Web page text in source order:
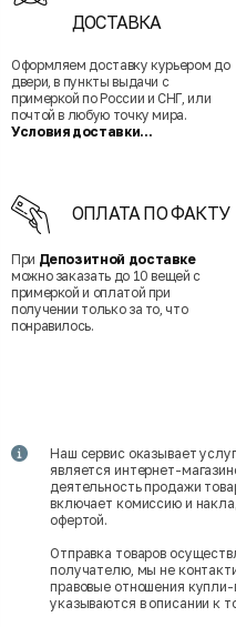
ДОСТАВКА
Оформляем доставку курьером до
двери, в пункты выдачи с
примеркой по России и СНГ, или
почтой в любую точку мира.
Условия доставки...
ОПЛАТА ПО ФАКТУ
При Депозитной доставке
можно заказать до 10 вещей с
примеркой и оплатой при
получении только за то, что
понравилось.
Наш сервис оказывает
является интернет-
деятельность продажи
включает комиссию и
офертой.
Отправка товаров
получателю, мы не
правовые отношения
указываются в описании к